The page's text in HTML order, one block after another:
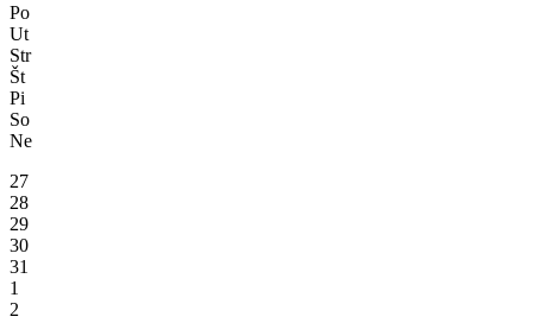
Po
Ut
Str
Št
Pi
So
Ne
27
28
29
30
31
1
2